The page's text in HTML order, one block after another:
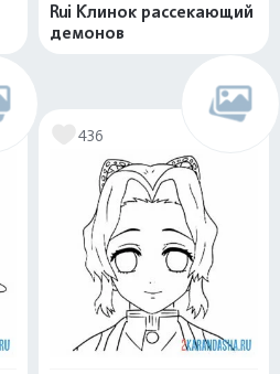
Rui Клинок рассекающий
демонов
436